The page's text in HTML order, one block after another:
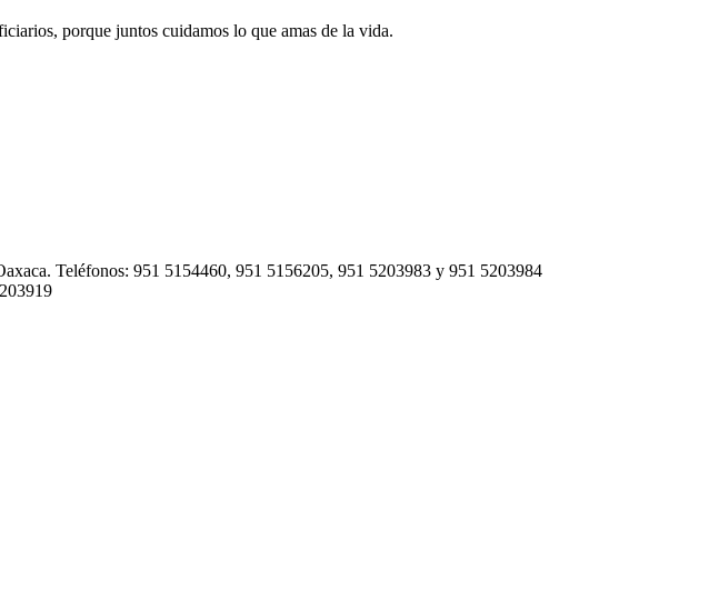
porque juntos cuidamos lo que amas de la vida.
Teléfonos: 951 5154460, 951 5156205, 951 5203983 y 951 5203984